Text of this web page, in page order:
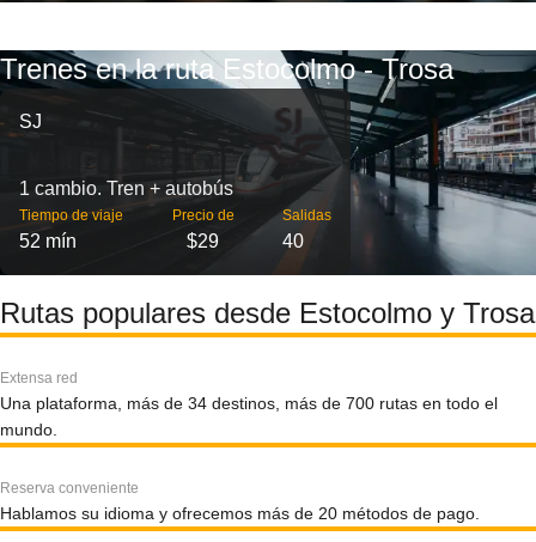
Trenes en la ruta Estocolmo - Trosa
SJ
1 cambio. Tren + autobús
Tiempo de viaje
52 mín
Precio de
$29
Salidas
40
Rutas populares desde Estocolmo y Trosa
Extensa red
Una plataforma, más de 34 destinos, más de 700 rutas en todo el
mundo.
Reserva conveniente
Hablamos su idioma y ofrecemos más de 20 métodos de pago.